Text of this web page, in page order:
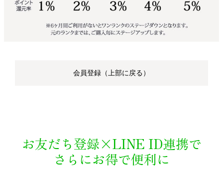
会員登録（上部に戻る）
お友だち登録×LINE ID連携で
さらにお得で便利に